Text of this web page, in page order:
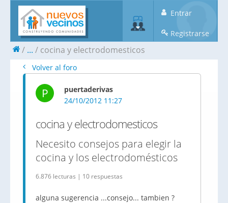
Entrar
Registrarse
... cocina y electrodomesticos
Volver al foro
P
puertaderivas
24/10/2012 11:27
cocina y electrodomesticos
Necesito consejos para elegir la
cocina y los electrodomésticos
6.876 lecturas | 10 respuestas
alguna sugerencia ...consejo... tambien ?